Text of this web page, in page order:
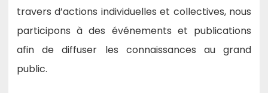
travers d’actions individuelles et collectives, nous
participons à des événements et publications
afin de diffuser les connaissances au grand
public.